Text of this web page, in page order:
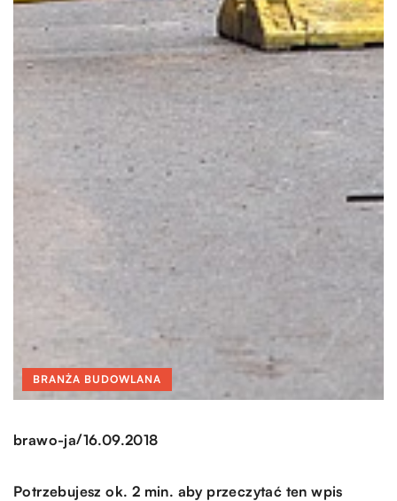
BRANŻA BUDOWLANA
brawo-ja/16.09.2018
Potrzebujesz ok. 2 min. aby przeczytać ten wpis